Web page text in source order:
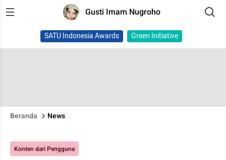
Gusti Imam Nugroho
SATU Indonesia Awards Green Initiative
Beranda News
Konten dari Pengguna